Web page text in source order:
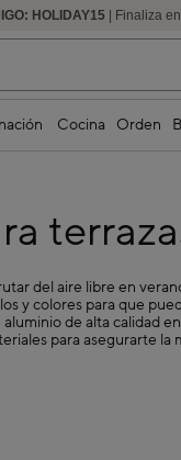
HOLIDAY15 | Finaliza
| SEGUNDAS REBAJAS
Cocina Orden
del aire libre en
y colores para que
de alta calidad
para asegurarte la